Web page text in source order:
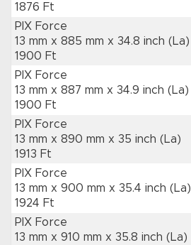
1876 Ft
PIX Force
13 mm x 885 mm x 34.8 inch (La)
1900 Ft
PIX Force
13 mm x 887 mm x 34.9 inch (La)
1900 Ft
PIX Force
13 mm x 890 mm x 35 inch (La)
1913 Ft
PIX Force
13 mm x 900 mm x 35.4 inch (La)
1924 Ft
PIX Force
13 mm x 910 mm x 35.8 inch (La)